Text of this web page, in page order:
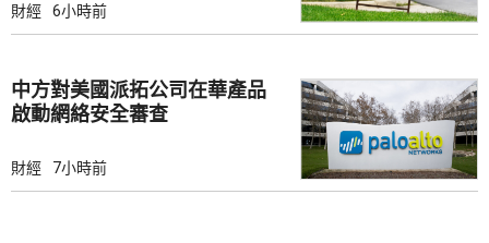
財經 6小時前
中方對美國派拓公司在華產品
啟動網絡安全審查
財經 7小時前